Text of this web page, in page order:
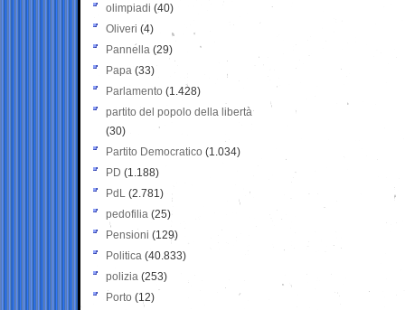
olimpiadi (40)
Oliveri (4)
Pannella (29)
Papa (33)
Parlamento (1.428)
partito del popolo della libertà
(30)
Partito Democratico (1.034)
PD (1.188)
PdL (2.781)
pedofilia (25)
Pensioni (129)
Politica (40.833)
polizia (253)
Porto (12)